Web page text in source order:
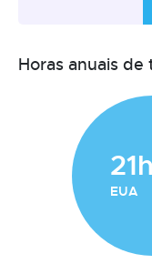
Horas anuais
21h
EUA